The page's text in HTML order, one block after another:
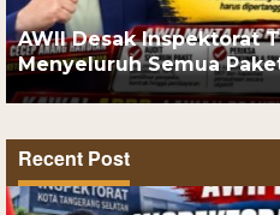
AWII Desak Inspektorat
Menyeluruh Semua
Recent Post